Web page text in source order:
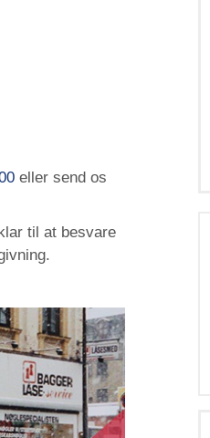
eller send os
til at besvare